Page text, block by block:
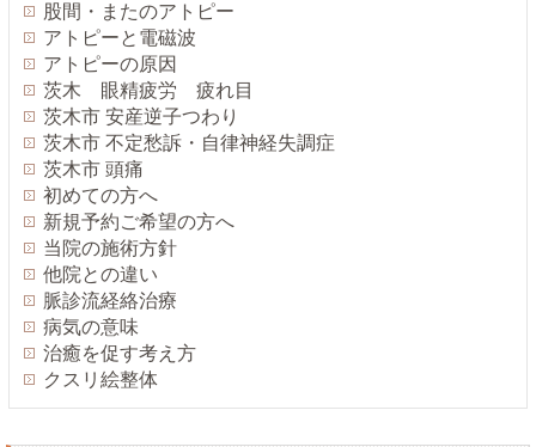
股間・またのアトピー
アトピーと電磁波
アトピーの原因
茨木 眼精疲労 疲れ目
茨木市 安産逆子つわり
茨木市 不定愁訴・自律神経失調症
茨木市 頭痛
初めての方へ
新規予約ご希望の方へ
当院の施術方針
他院との違い
脈診流経絡治療
病気の意味
治癒を促す考え方
クスリ絵整体